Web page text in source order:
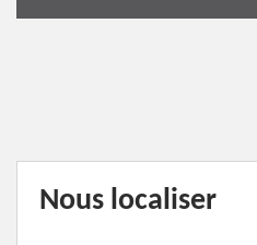
Nous localiser